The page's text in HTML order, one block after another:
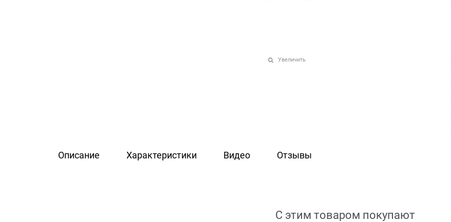
Увеличить
Описание Характеристики Видео Отзывы
С этим товаром покупают